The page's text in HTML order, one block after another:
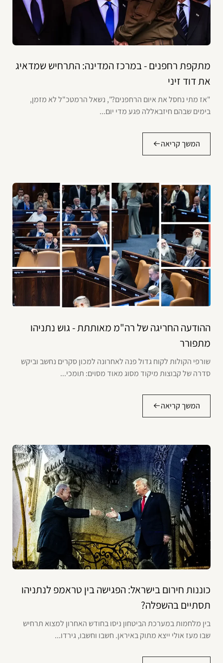
מתקפת רחפנים - במרכז המדינה: התרחיש שמדאיג
את דוד זיני
"אז מתי נחסל את איום הרחפנים?", נשאל הרמטכ"ל לא מזמן,
בימים שבהם חיזבאללה פגע מדי יום...
המשך קריאה
ההודעה החריגה של רה"מ מאותתת - גוש נתניהו
מתפורר
שורפי הקולות לקוח גדול פנה לאחרונה למכון סקרים נחשב וביקש
סדרה של קבוצות מיקוד מסוג מאוד מסוים: תומכי...
המשך קריאה
כוננות חירום בישראל: הפגישה בין טראמפ לנתניהו
תסתיים בהשפלה?
בין מלחמות במערכת הביטחון ניסו בחודש האחרון למצוא תרחיש
שבו מעז אולי ייצא מתוק באיראן. חשבו וחשבו, גירדו...